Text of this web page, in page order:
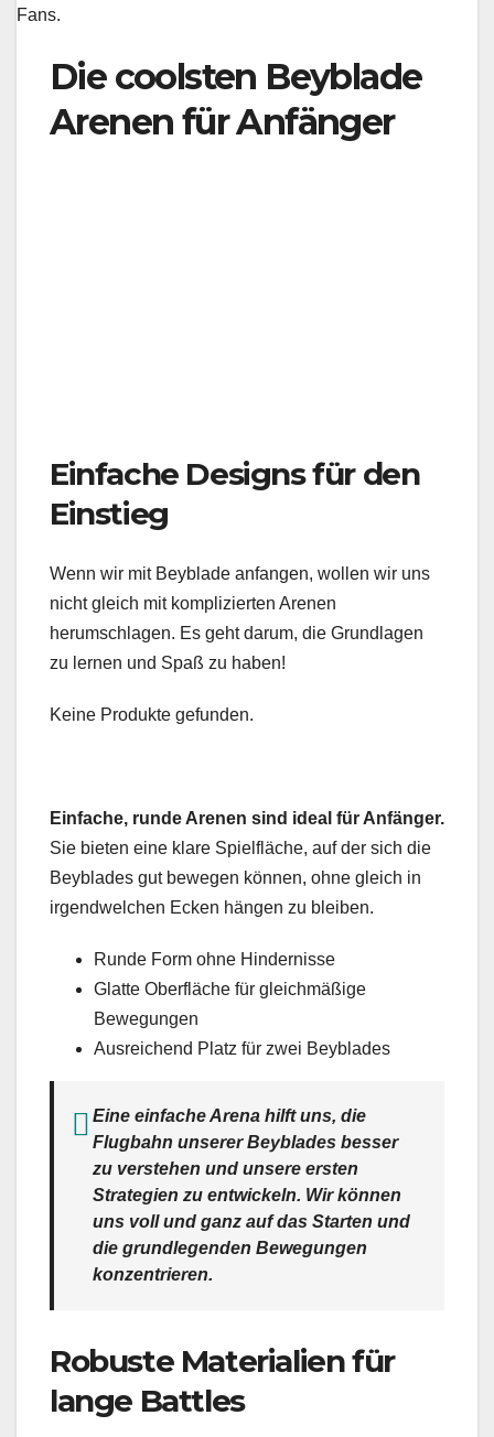
Die coolsten Beyblade
Arenen für Anfänger
Einfache Designs für den
Einstieg
Wenn wir mit Beyblade anfangen, wollen wir uns
nicht gleich mit komplizierten Arenen
herumschlagen. Es geht darum, die Grundlagen
zu lernen und Spaß zu haben!
Keine Produkte gefunden.
Einfache, runde Arenen sind ideal für Anfänger.
Sie bieten eine klare Spielfläche, auf der sich die
Beyblades gut bewegen können, ohne gleich in
irgendwelchen Ecken hängen zu bleiben.
Runde Form ohne Hindernisse
Glatte Oberfläche für gleichmäßige
Bewegungen
Ausreichend Platz für zwei Beyblades
Eine einfache Arena hilft uns, die
Flugbahn unserer Beyblades besser
zu verstehen und unsere ersten
Strategien zu entwickeln. Wir können
uns voll und ganz auf das Starten und
die grundlegenden Bewegungen
konzentrieren.
Robuste Materialien für
lange Battles